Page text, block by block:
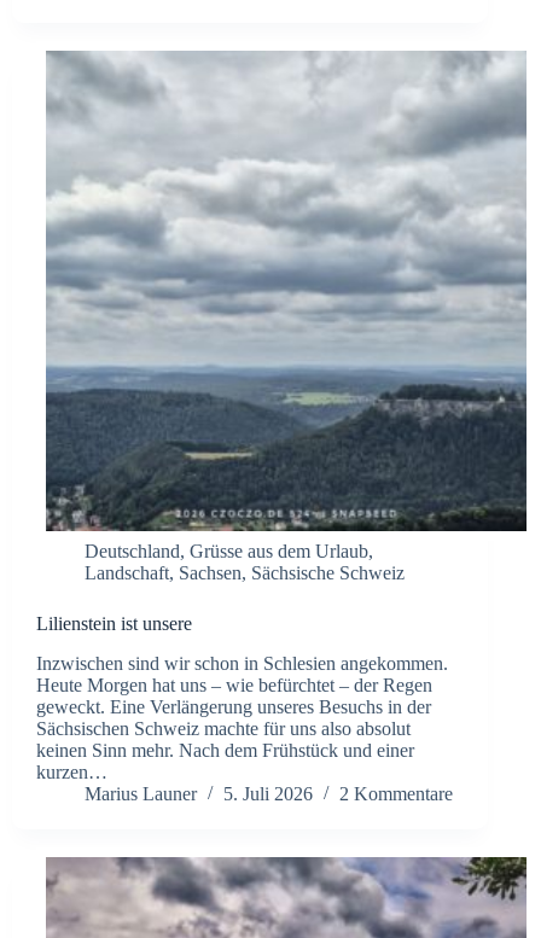
Deutschland, Grüsse aus dem Urlaub,
Landschaft, Sachsen, Sächsische Schweiz
Lilienstein ist unsere
Inzwischen sind wir schon in Schlesien angekommen.
Heute Morgen hat uns – wie befürchtet – der Regen
geweckt. Eine Verlängerung unseres Besuchs in der
Sächsischen Schweiz machte für uns also absolut
keinen Sinn mehr. Nach dem Frühstück und einer
kurzen…
Marius Launer
5. Juli 2026 2 Kommentare